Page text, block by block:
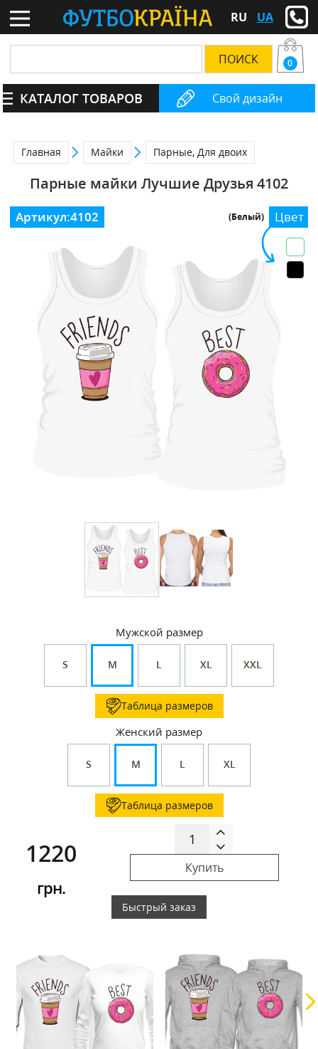
RU UA
Свой дизайн
0
КАТАЛОГ ТОВАРОВ
Главная Майки Парные, Для двоих
Парные майки Лучшие Друзья 4102
Цвет
(Белый)
Мужской размер
S M L XL XXL
Таблица размеров
Женский размер
S M L XL
Таблица размеров
1220
грн.
Купить
Быстрый заказ
Артикул:4102